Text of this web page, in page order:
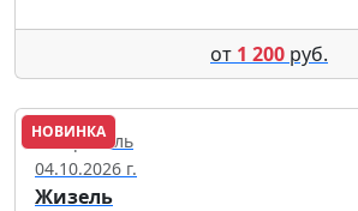
от 1 200 руб.
НОВИНКА
Ставрополь
04.10.2026 г.
Жизель